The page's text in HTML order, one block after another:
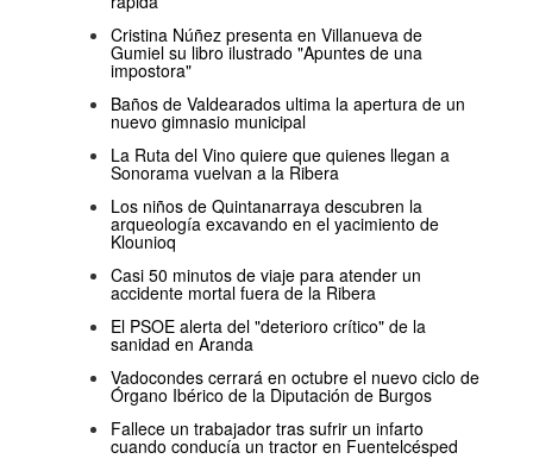
Cristina Núñez presenta en Villanueva de
Gumiel su libro ilustrado "Apuntes de una
impostora"
Baños de Valdearados ultima la apertura de un
nuevo gimnasio municipal
La Ruta del Vino quiere que quienes llegan a
Sonorama vuelvan a la Ribera
Los niños de Quintanarraya descubren la
arqueología excavando en el yacimiento de
Klounioq
Casi 50 minutos de viaje para atender un
accidente mortal fuera de la Ribera
El PSOE alerta del "deterioro crítico" de la
sanidad en Aranda
Vadocondes cerrará en octubre el nuevo ciclo de
Órgano Ibérico de la Diputación de Burgos
Fallece un trabajador tras sufrir un infarto
cuando conducía un tractor en Fuentelcésped